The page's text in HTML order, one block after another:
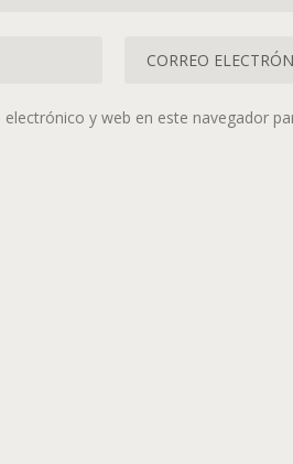
y web en este navegador